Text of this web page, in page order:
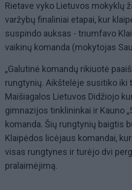
Rietave vyko Lietuvos mokyklų
varžybų finaliniai etapai, kur
suspindo auksas - triumfavo
vaikinų komanda (mokytojas
„Galutinė komandų rikiuotė
rungtynių. Aikštelėje susitiko iki
Maišiagalos Lietuvos Didžiojo
gimnazijos tinklininkai ir Kauno
komanda. Šių rungtynių baigtis
Klaipėdos licėjaus komandai,
visas rungtynes ir turėjo dvi
pralaimėjimą.